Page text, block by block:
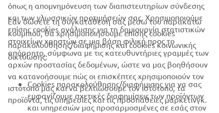
ΕΤΑΙΡΕΊΑ
B2B
ΠΕΡΙΣΣΌΤΕΡΑ YAMAHA
SUPPORT
όπως η απομνημόνευση των διαπιστευτηρίων σύνδεσης
και των γλωσσικών προτιμήσεών σας. Χρησιμοποιούμε
επίσης cookies ανάλυσης για τη δημιουργία στατιστικών
στοιχείων χρηστών σε μια βάση φιλική προς το
απόρρητο, σύμφωνα με τις κατευθυντήριες γραμμές των
αρχών προστασίας δεδομένων, ώστε να μας βοηθήσουν
να κατανοήσουμε πώς οι επισκέπτες χρησιμοποιούν τον
ιστότοπό μας και να βελτιώσουμε τον ιστότοπο, τα
προϊόντα, τις υπηρεσίες και τις προσπάθειες μάρκετινγκ.
Εάν δώσετε τη συγκατάθεσή σας μέσω του παρακάτω
κουμπιού, θα χρησιμοποιήσουμε επίσης cookies
παρακολούθησης/διαφήμισης και cookies κοινωνικής
δικτύωσης:
Cookies παρακολούθησης/διαφήμισης για να σας
εμφανίζουμε σχετικές διαφημίσεις των προϊόντων
και υπηρεσιών μας προσαρμοσμένες σε εσάς στον